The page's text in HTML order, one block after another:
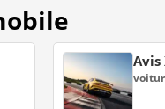
Avis